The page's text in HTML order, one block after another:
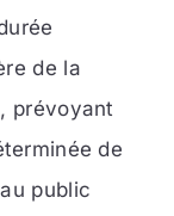
de la
prévoyant
de
public